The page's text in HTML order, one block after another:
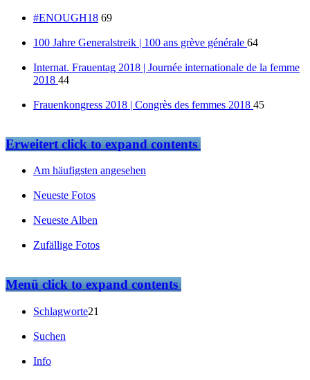
#ENOUGH18 69
100 Jahre Generalstreik | 100 ans grève générale 64
Internat. Frauentag 2018 | Journée internationale de la femme
2018 44
Frauenkongress 2018 | Congrès des femmes 2018 45
Erweitertclick to expand contents
Am häufigsten angesehen
Neueste Fotos
Neueste Alben
Zufällige Fotos
Menüclick to expand contents
Schlagworte21
Suchen
Info